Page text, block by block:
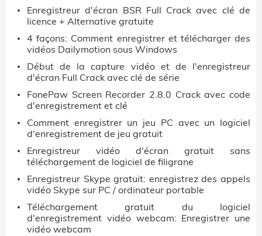
Enregistreur d'écran BSR Full Crack avec clé de
licence + Alternative gratuite
4 façons: Comment enregistrer et télécharger des
vidéos Dailymotion sous Windows
Début de la capture vidéo et de l'enregistreur
d'écran Full Crack avec clé de série
FonePaw Screen Recorder 2.8.0 Crack avec code
d'enregistrement et clé
Comment enregistrer un jeu PC avec un logiciel
d'enregistrement de jeu gratuit
Enregistreur vidéo d'écran gratuit sans
téléchargement de logiciel de filigrane
Enregistreur Skype gratuit: enregistrez des appels
vidéo Skype sur PC / ordinateur portable
Téléchargement gratuit du logiciel
d'enregistrement vidéo webcam: Enregistrer une
vidéo webcam